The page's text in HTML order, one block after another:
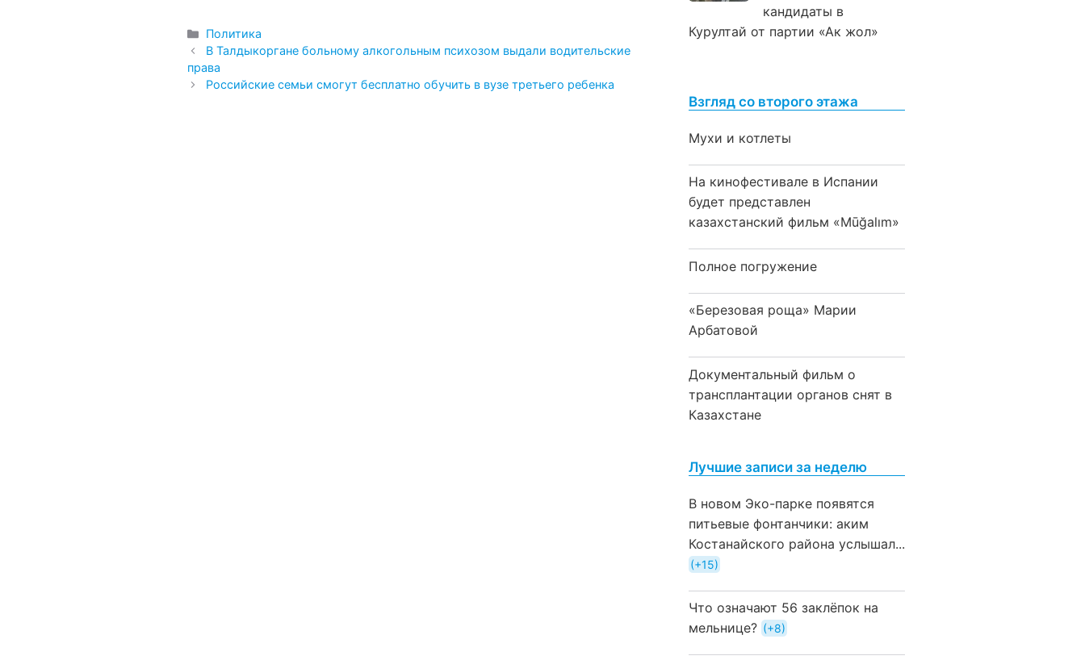
Рубрики
Политика
В Талдыкоргане больному алкогольным психозом выдали водительские
права
Российские семьи смогут бесплатно обучить в вузе третьего ребенка
кандидаты в
Курултай от партии «Ак жол»
Взгляд со второго этажа
Мухи и котлеты
На кинофестивале в Испании
будет представлен
казахстанский фильм «Mūğalım»
Полное погружение
«Березовая роща» Марии
Арбатовой
Документальный фильм о
трансплантации органов снят в
Казахстане
Лучшие записи за неделю
В новом Эко-парке появятся
питьевые фонтанчики: аким
Костанайского района услышал...
+15
Что означают 56 заклёпок на
мельнице?
+8